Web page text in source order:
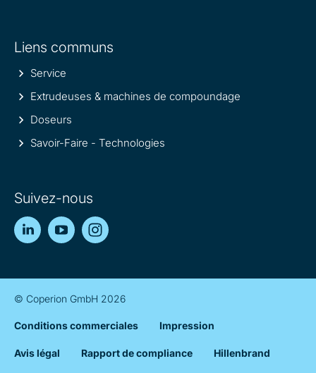
Liens communs
Service
Extrudeuses & machines de compoundage
Doseurs
Savoir-Faire - Technologies
Suivez-nous
LinkedInYouTube
© Coperion GmbH 2026
Conditions commerciales Impression
Avis légal Rapport de compliance Hillenbrand